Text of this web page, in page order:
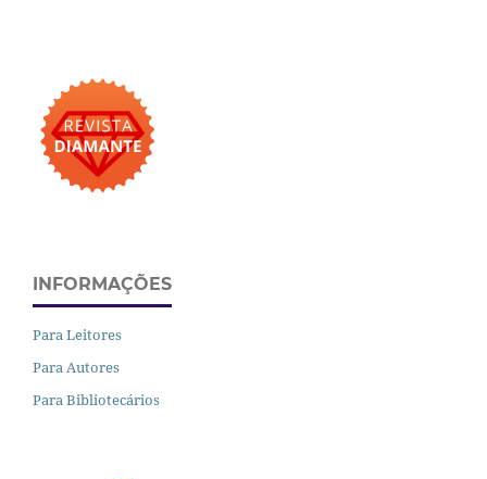
INFORMAÇÕES
Para Leitores
Para Autores
Para Bibliotecários